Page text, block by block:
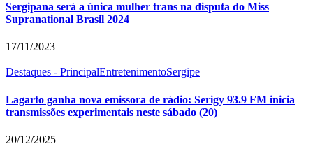
Sergipana será a única mulher trans na disputa do Miss
Supranational Brasil 2024
17/11/2023
Destaques - PrincipalEntretenimentoSergipe
Lagarto ganha nova emissora de rádio: Serigy 93.9 FM inicia
transmissões experimentais neste sábado (20)
20/12/2025